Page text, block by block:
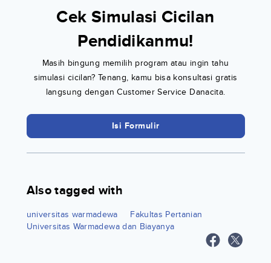
Cek Simulasi Cicilan
Pendidikanmu!
Masih bingung memilih program atau ingin tahu
simulasi cicilan? Tenang, kamu bisa konsultasi gratis
langsung dengan Customer Service Danacita.
Isi Formulir
Also tagged with
universitas warmadewa
Fakultas Pertanian
Universitas Warmadewa dan Biayanya